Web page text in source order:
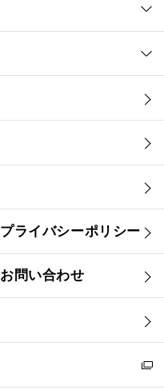
プライバシーポリシー
お問い合わせ